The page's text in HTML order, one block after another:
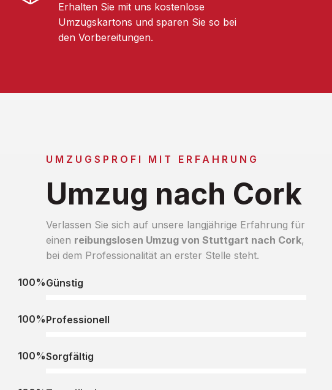
Erhalten Sie mit uns kostenlose
Umzugskartons und sparen Sie so bei
den Vorbereitungen.
UMZUGSPROFI MIT ERFAHRUNG
Umzug nach Cork
Verlassen Sie sich auf unsere langjährige Erfahrung für
einen reibungslosen Umzug von Stuttgart nach Cork,
bei dem Professionalität an erster Stelle steht.
Günstig
100%
Professionell
100%
Sorgfältig
100%